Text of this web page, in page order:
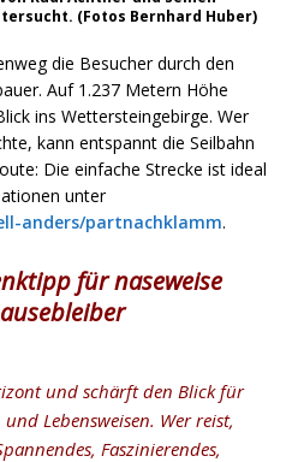
(Fotos Bernhard Huber)
die Besucher durch den
Auf 1.237 Metern Höhe
ins Wettersteingebirge. Wer
kann entspannt die Seilbahn
Die einfache Strecke ist ideal
unter
anders/partnachklamm.
für naseweise
und schärft den Blick für
Lebensweisen. Wer reist,
Faszinierendes,